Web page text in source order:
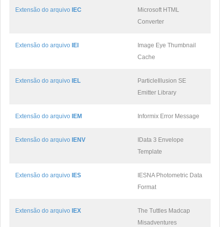
Extensão do arquivo IEC
Microsoft HTML
Converter
Extensão do arquivo IEI
Image Eye Thumbnail
Cache
Extensão do arquivo IEL
ParticleIllusion SE
Emitter Library
Extensão do arquivo IEM Informix Error Message
Extensão do arquivo IENV
IData 3 Envelope
Template
Extensão do arquivo IES
IESNA Photometric Data
Format
Extensão do arquivo IEX
The Tuttles Madcap
Misadventures